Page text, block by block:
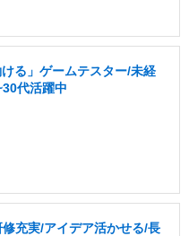
る」ゲームテスター/未経
代活躍中
充実/アイデア活かせる/長